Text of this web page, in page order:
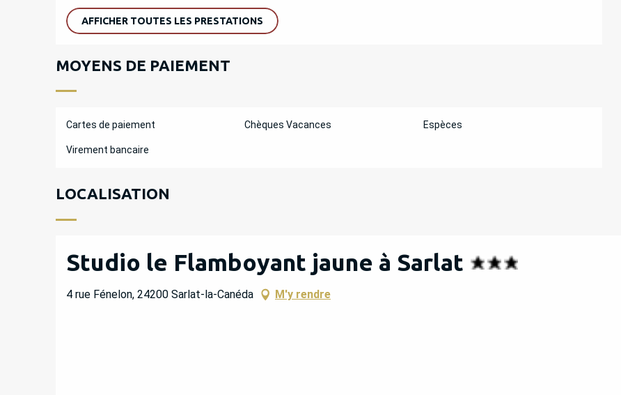
AFFICHER TOUTES LES PRESTATIONS
MOYENS DE PAIEMENT
Cartes de paiement Chèques Vacances Espèces
Virement bancaire
LOCALISATION
Studio le Flamboyant jaune à Sarlat
4 rue Fénelon, 24200 Sarlat-la-Canéda M'y rendre